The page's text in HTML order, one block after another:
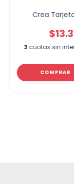
Crea
3 cuotas sin